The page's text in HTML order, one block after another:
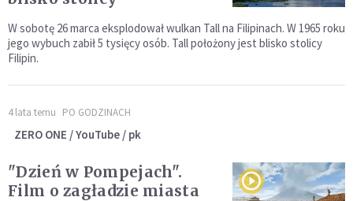
W sobotę 26 marca eksplodował wulkan Tall na Filipinach. W 1965 roku
jego wybuch zabił 5 tysięcy osób. Tall położony jest blisko stolicy
Filipin.
4 lata temu PO GODZINACH
ZERO ONE / YouTube / pk
"Dzień w Pompejach".
Film o zagładzie miasta